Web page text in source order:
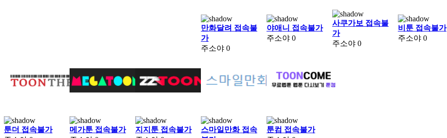
만화달려 접속불
가
주소야 0
야애니 접속불가
주소야 0
사쿠가보 접속불
가
주소야 0
비툰 접속불가
주소야 0
툰더 접속불가
메가툰 접속불가
지지툰 접속불가
스마일만화 접속
툰컴 접속불가